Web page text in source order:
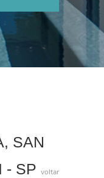
SAN
- SP voltar